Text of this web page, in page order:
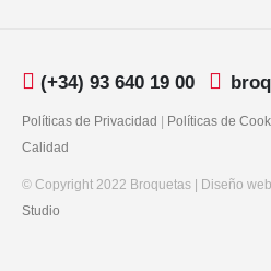
(+34) 93 640 19 00
Políticas de Privacidad Políticas de
Calidad
© Copyright 2022 Broquetas | Diseño
Studio